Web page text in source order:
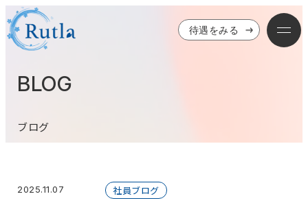
待遇をみる
BLOG
ブログ
2025.11.07 社員ブログ